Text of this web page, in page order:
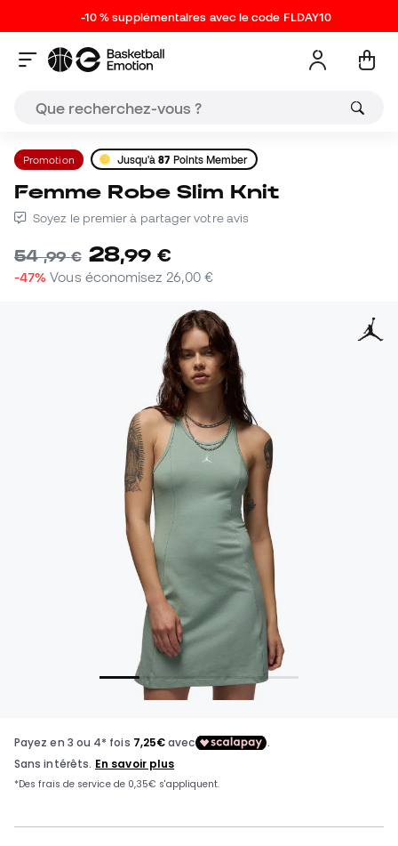
-10 % supplémentaires avec le code FLDAY10
Promotion Jusqu'à87 Points Member
Femme Robe Slim Knit
Soyez le premier à partager votre avis
54,99 € 28,99 €
-47% Vous économisez 26,00 €